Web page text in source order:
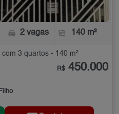
2 vagas 140 m²
3 quartos - 140 m²
R$ 450.000